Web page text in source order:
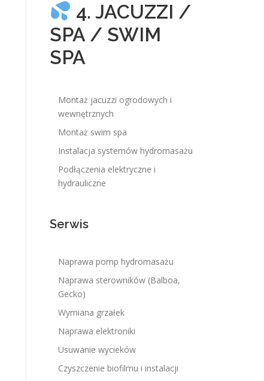
4. JACUZZI /
SPA / SWIM
SPA
Montaż jacuzzi ogrodowych i
wewnętrznych
Montaż swim spa
Instalacja systemów hydromasażu
Podłączenia elektryczne i
hydrauliczne
Serwis
Naprawa pomp hydromasażu
Naprawa sterowników (Balboa,
Gecko)
Wymiana grzałek
Naprawa elektroniki
Usuwanie wycieków
Czyszczenie biofilmu i instalacji